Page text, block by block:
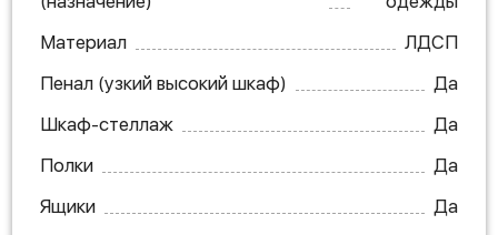
Материал
ЛДСП
Пенал (узкий высокий шкаф)
Да
Шкаф-стеллаж
Да
Полки
Да
Ящики
Да